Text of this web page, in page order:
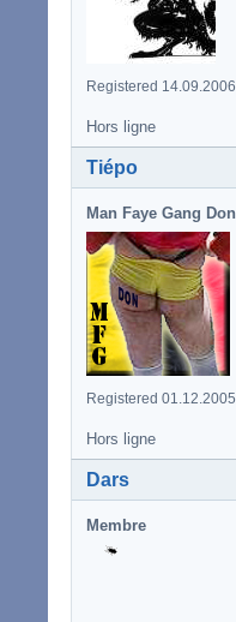
Registered 14.09.2006
Hors ligne
Tiépo
Man Faye Gang Don
Registered 01.12.2005
Hors ligne
Dars
Membre